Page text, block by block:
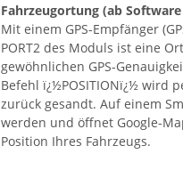
Fahrzeugortung (ab Software
Mit einem GPS-Empfänger
PORT2 des Moduls ist eine
gewöhnlichen GPS-
Befehl ï¿½POSITIONï¿½ wird
zurück gesandt. Auf einem
werden und öffnet Google-
Position Ihres Fahrzeugs.